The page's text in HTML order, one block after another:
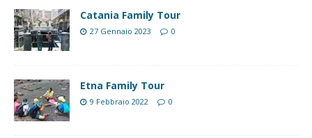
Catania Family Tour
27 Gennaio 2023 0
Etna Family Tour
9 Febbraio 2022 0